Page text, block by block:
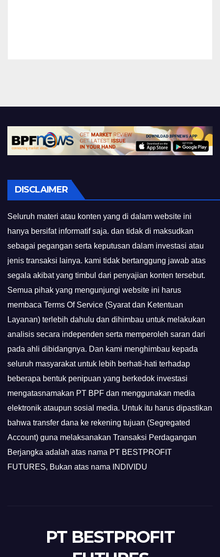
DISCLAIMER
Seluruh materi atau konten yang di dalam website ini
hanya bersifat informatif saja. dan tidak di maksudkan
sebagai pegangan serta keputusan dalam investasi atau
jenis transaksi lainya. kami tidak bertanggung jawab atas
segala akibat yang timbul dari penyajian konten tersebut.
Semua pihak yang mengunjungi website ini harus
membaca Terms Of Service (Syarat dan Ketentuan
Layanan) terlebih dahulu dan dihimbau untuk melakukan
analisis secara independen serta memperoleh saran dari
pada ahli dibidangnya. Dan kami menghimbau kepada
seluruh masyarakat untuk lebih berhati-hati terhadap
beberapa bentuk penipuan yang berkedok investasi
mengatasnamakan PT BPF dan menggunakan media
elektronik ataupun sosial media. Untuk itu harus dipastikan
bahwa transfer dana ke rekening tujuan (Segregated
Account) guna melaksanakan Transaksi Perdagangan
Berjangka adalah atas nama PT BESTPROFIT
FUTURES, Bukan atas nama INDIVIDU
PT BESTPROFIT